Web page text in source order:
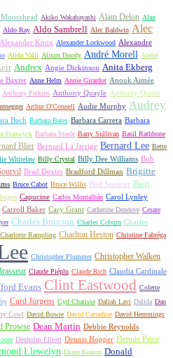
Akiko Wakabayashi Alain Delon Alan
Aldo Ray Aldo Sambrell Alec Baldwin Alec
Alexander Knox Alexander Lockwood Alexandre
Alida Valli Alison Doody André Morell André
Andrex Angie Dickinson Anita Ekberg
Baxter Anne Helm Annie Girardot Anouk Aimée
Anthony Perkins Anthony Quayle Anthony Quinn
Arthur O'Connell Audie Murphy Audrey
Bach Barbara Bates Barbara Carrera Barbara
Stanwyck Barbara Steele Barry Sullivan Basil Rathbone
Blier Bernard La Jarrige Bernard Lee Bette
Whitelaw Billy Crystal Billy Dee Williams Bob
Brad Dexter Bradford Dillman Brigitte
Bruce Cabot Bruce Willis Bud Spencer Burt
Capucine Carlos Montalbán Carol Lynley
Carroll Baker Cary Grant Catherine Deneuve Cesare
Charles Bronson Charles Coburn Charles
Charlotte Rampling Charlton Heston Christine Fabréga
Christopher Plummer Christopher Walken
Claude Piéplu Claude Rich Claudia Cardinale
Evans Clint Eastwood Colette
Curd Jürgens Cyd Charisse Daliah Lavi Dalida Dan
Cowl David Bowie David Carradine David Hemmings
Prowse Dean Martin Debbie Reynolds
Denholm Elliott Dennis Hopper Dennis Price
Llewelyn Diane Keaton Donald